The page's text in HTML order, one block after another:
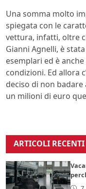
Una somma molto
spiegata con le
vettura, infatti, oltre
Gianni Agnelli, è
esemplari ed è
condizioni. Ed allora
deciso di non badare
un milioni di euro
ARTICOLI RECENTI